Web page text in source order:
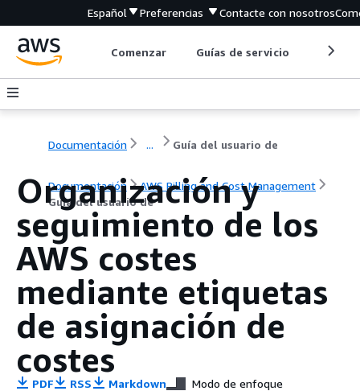
Español Preferencias Contacte con nosotros
Comenzar Guías de servicio
Documentación ... Guía del usuario de
Documentación
AWS Billing and Cost Management
Guía del usuario de
Organización y
seguimiento de los
AWS costes
mediante etiquetas
de asignación de
costes
PDF RSS Markdown Modo de enfoque